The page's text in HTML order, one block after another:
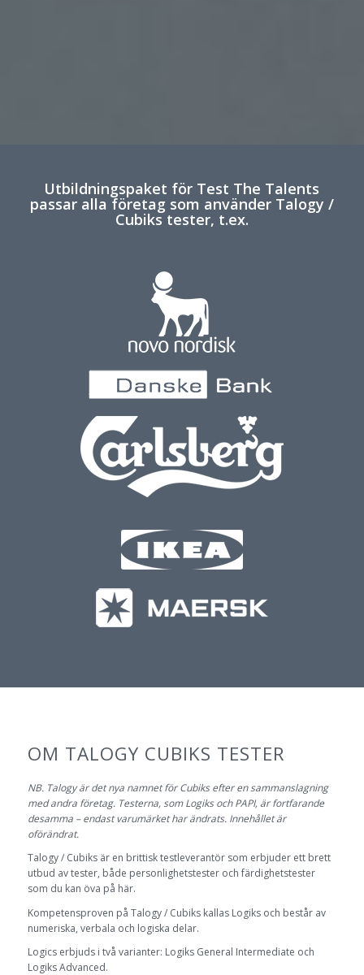
Utbildningspaket för Test The Talents
passar alla företag som använder Talogy /
Cubiks tester, t.ex.
OM TALOGY CUBIKS TESTER
NB. Talogy är det nya namnet för Cubiks efter en sammanslagning
med andra företag. Testerna, som Logiks och PAPI, är fortfarande
desamma – endast varumärket har ändrats. Innehållet är
oförändrat.
Talogy / Cubiks är en brittisk testleverantör som erbjuder ett brett
utbud av tester, både personlighetstester och färdighetstester
som du kan öva på här.
Kompetensproven på Talogy / Cubiks kallas Logiks och består av
numeriska, verbala och logiska delar.
Logics erbjuds i två varianter: Logiks General Intermediate och
Logiks Advanced.